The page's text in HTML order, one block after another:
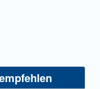
S., & Wickelgren,
35, 36 - 45.